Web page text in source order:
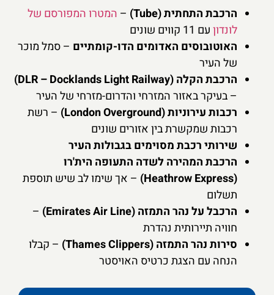
הרכבת התחתית (Tube)
– המטרו המפורסם של
לונדוןעם 11 קווים שונים
האוטובוסים האדומים הדו-קומתיים – סמל מוכר
של העיר
הרכבת הקלה (DLR – Docklands Light Railway)
– בעיקר באזור המזרחי והדרום-מזרחי של העיר
רכבות עירוניות (London Overground)
– רשת
רכבות שמקשרת בין אזורים שונים
שירותי רכבת מסוימים בגבולות העיר
הרכבת המהירה לשדה התעופה הית'רו
(Heathrow Express)
– אך שימו לב שיש תוספת
תשלום
הרכבל על נהר התמזה (Emirates Air Line)
–
חוויה תיירותית נהדרת
סירות נהר התמזה (Thames Clippers)
– קבלו
הנחה עם הצגת כרטיס האויסטר